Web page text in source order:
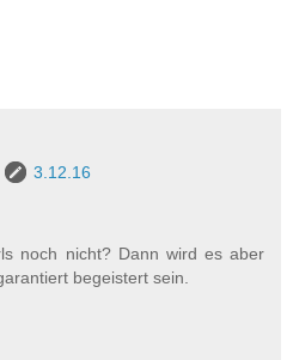
3.12.16
noch nicht? Dann wird es aber
begeistert sein.